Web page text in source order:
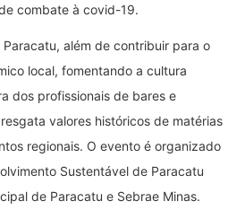
combate à covid-19.
Paracatu, além de contribuir para o
local, fomentando a cultura
dos profissionais de bares e
valores históricos de matérias
regionais. O evento é organizado
Sustentável de Paracatu
de Paracatu e Sebrae Minas.